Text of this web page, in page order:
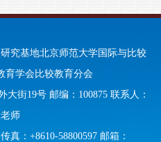
究基地北京师范大学国际与比较
育学会比较教育分会
街19号 邮编：100875 联系人：
师
真：+8610-58800597 邮箱：